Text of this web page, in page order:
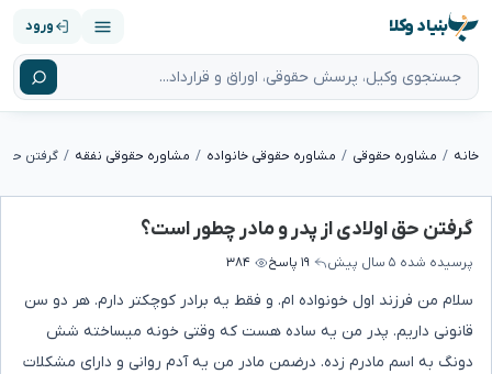
بنیاد وکلا ورود
خانه مشاوره حقوقی مشاوره حقوقی خانواده مشاوره حقوقی نفقه گرفتن حق
گرفتن حق اولادی از پدر و مادر چطور است؟
پرسیده شده ۵ سال پیش ۱۹ پاسخ ۳۸۴
سلام من فرزند اول خونواده ام. و فقط یه برادر کوچکتر دارم. هر دو سن
قانونی داریم. پدر من یه ساده هست که وقتی خونه میساخته شش
دونگ به اسم مادرم زده. درضمن مادر من یه آدم روانی و دارای مشکلات